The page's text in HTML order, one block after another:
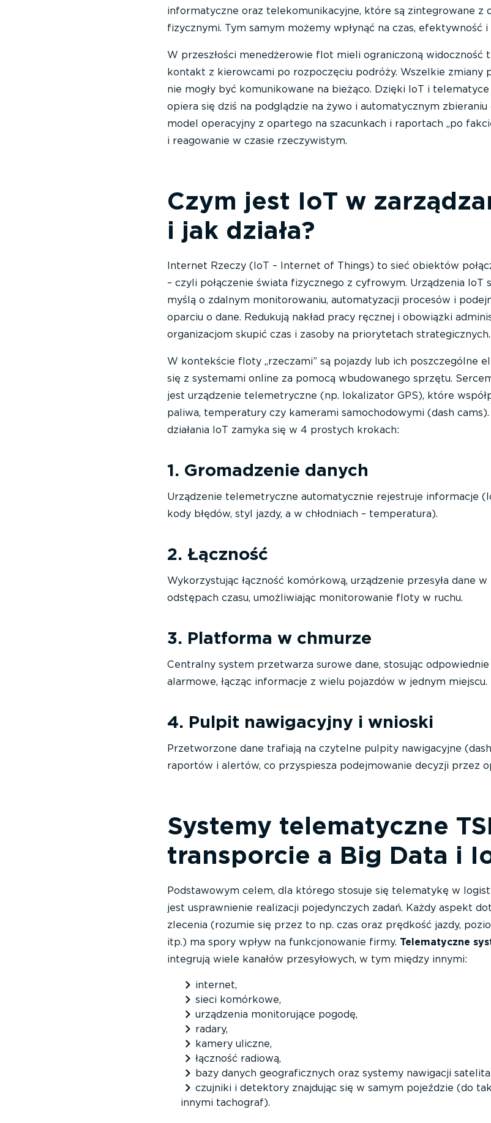
informatyczne oraz telekomunikacyjne, które są zintegrowane z
fizycznymi. Tym samym możemy wpłynąć na czas, efektywność
W przeszłości menedżerowie flot mieli ograniczoną widoczność
kontakt z kierowcami po rozpoczęciu podróży. Wszelkie zmiany
nie mogły być komunikowane na bieżąco. Dzięki IoT i
opiera się dziś na podglądzie na żywo i automatycznym zbieraniu
model operacyjny z opartego na szacunkach i raportach „po
i reagowanie w czasie rzeczywistym.
Czym jest IoT w
i jak działa?
Internet Rzeczy (IoT – Internet of Things) to sieć obiektów
– czyli połączenie świata fizycznego z cyfrowym. Urządzenia IoT
myślą o zdalnym monitorowaniu, automatyzacji procesów i
oparciu o dane. Redukują nakład pracy ręcznej i obowiązki
organizacjom skupić czas i zasoby na priorytetach strategicznych.
W kontekście floty „rzeczami” są pojazdy lub ich poszczególne
się z systemami online za pomocą wbudowanego sprzętu.
jest urządzenie telemetryczne (np. lokalizator GPS), które
paliwa, temperatury czy kamerami samochodowymi (dash cams).
działania IoT zamyka się w 4 prostych krokach:
1. Gromadzenie danych
Urządzenie telemetryczne automatycznie rejestruje informacje
kody błędów, styl jazdy, a w chłodniach – temperatura).
2. Łączność
Wykorzystując łączność komórkową, urządzenie przesyła dane
odstępach czasu, umożliwiając monitorowanie floty w ruchu.
3. Platforma w chmurze
Centralny system przetwarza surowe dane, stosując odpowiednie
alarmowe, łącząc informacje z wielu pojazdów w jednym miejscu.
4. Pulpit nawigacyjny i wnioski
Przetworzone dane trafiają na czytelne pulpity nawigacyjne
raportów i alertów, co przyspiesza podejmowanie decyzji przez
Systemy telematyczne
transporcie a Big Data i
Podstawowym celem, dla którego stosuje się telematykę w
jest usprawnienie realizacji pojedynczych zadań. Każdy aspekt
zlecenia (rozumie się przez to np. czas oraz prędkość jazdy,
itp.) ma spory wpływ na funkcjonowanie firmy. Telematyczne
integrują wiele kanałów przesyłowych, w tym między innymi:
internet,
sieci komórkowe,
urządzenia monitorujące pogodę,
radary,
kamery uliczne,
łączność radiową,
bazy danych geograficznych oraz systemy nawigacji
czujniki i detektory znajdując się w samym pojeździe (do
innymi tachograf).